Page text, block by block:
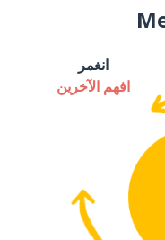
انغمر
افهم الآخرين